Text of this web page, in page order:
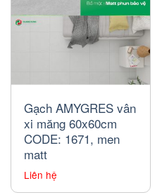
Gạch AMYGRES vân
xi măng 60x60cm
CODE: 1671, men
matt
Liên hệ